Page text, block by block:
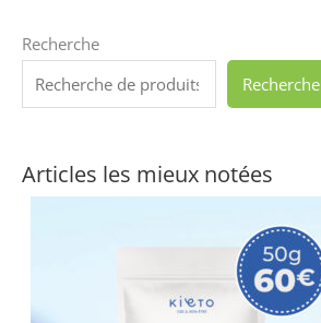
Recherche
Recherche
Articles les mieux notées